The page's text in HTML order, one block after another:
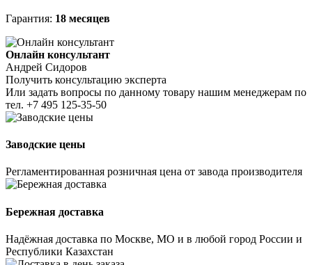
Гарантия: 18 месяцев
Онлайн консультант
Андрей Сидоров
Получить консультацию эксперта
Или задать вопросы по данному товару нашим менеджерам по
тел. +7 495 125-35-50
Заводские цены
Регламентированная розничная цена от завода производителя
Бережная доставка
Надёжная доставка по Москве, МО и в любой город России и
Республики Казахстан